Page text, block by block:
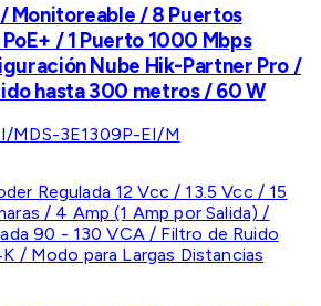
Monitoreable / 8 Puertos
/ 1 Puerto 1000 Mbps
Nube Hik-Partner Pro /
hasta 300 metros / 60 W
MDS-3E1309P-EI/M